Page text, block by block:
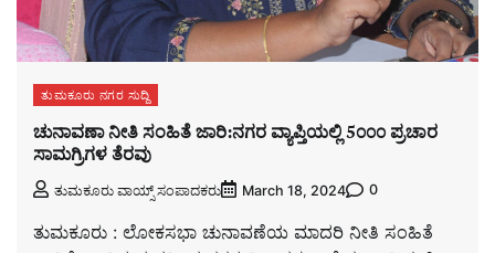
ತುಮಕೂರು ನಗರ ಸುದ್ದಿ
ಚುನಾವಣಾ ನೀತಿ ಸಂಹಿತೆ ಜಾರಿ:ನಗರ ವ್ಯಾಪ್ತಿಯಲ್ಲಿ 5೦೦೦ ಪ್ರಚಾರ
ಸಾಮಗ್ರಿಗಳ ತೆರವು
ತುಮಕೂರು ವಾಯ್ಸ್ ಸಂಪಾದಕರು March 18, 2024 0
ತುಮಕೂರು : ಲೋಕಸಭಾ ಚುನಾವಣೆಯ ಮಾದರಿ ನೀತಿ ಸಂಹಿತೆ